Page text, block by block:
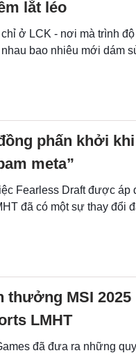
lắt léo
ở LCK - nơi mà trình
bao nhiêu mới dám
phấn khởi
meta”
Fearless Draft được áp
đã có một sự thay đổi
thưởng MSI
LMHT
đã đưa ra những